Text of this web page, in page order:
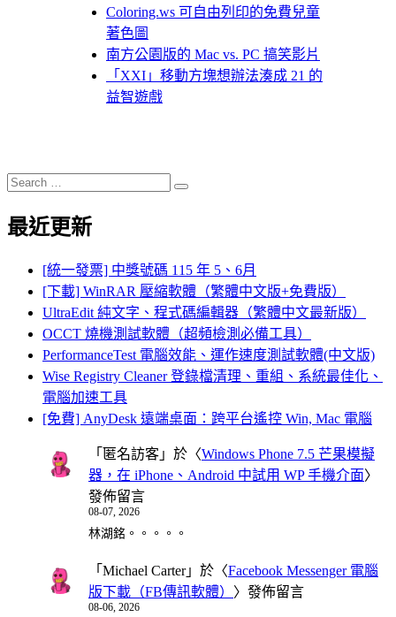
Coloring.ws 可自由列印的免費兒童
著色圖
南方公園版的 Mac vs. PC 搞笑影片
「XXI」移動方塊想辦法湊成 21 的
益智遊戲
Search
for:
Search
最近更新
[統一發票] 中獎號碼 115 年 5、6月
[下載] WinRAR 壓縮軟體（繁體中文版+免費版）
UltraEdit 純文字、程式碼編輯器（繁體中文最新版）
OCCT 燒機測試軟體（超頻檢測必備工具）
PerformanceTest 電腦效能、運作速度測試軟體(中文版)
Wise Registry Cleaner 登錄檔清理、重組、系統最佳化、
電腦加速工具
[免費] AnyDesk 遠端桌面：跨平台遙控 Win, Mac 電腦
「 匿名訪客 」於〈Windows Phone 7.5 芒果模擬
器，在 iPhone、Android 中試用 WP 手機介面〉
發佈留言
08-07, 2026
林湖銘。。。。。
「 Michael Carter」於〈Facebook Messenger 電腦
版下載（FB傳訊軟體） 〉發佈留言
08-06, 2026